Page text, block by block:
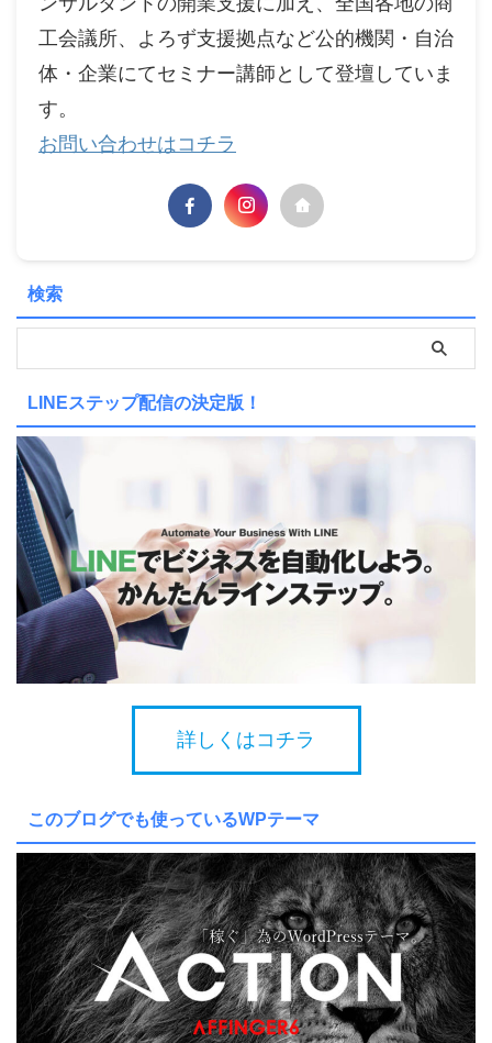
工会議所、よろず支援拠点など公的機関・自治
体・企業にてセミナー講師として登壇していま
す。
お問い合わせはコチラ
検索
LINEステップ配信の決定版！
詳しくはコチラ
このブログでも使っているWPテーマ